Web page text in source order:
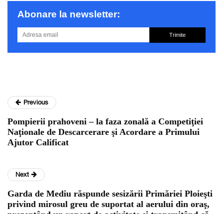
Abonare la newsletter:
Trimite
Previous
Pompierii prahoveni – la faza zonală a Competiţiei
Naţionale de Descarcerare şi Acordare a Primului
Ajutor Calificat
Next
Garda de Mediu răspunde sesizării Primăriei Ploieşti
privind mirosul greu de suportat al aerului din oraş,